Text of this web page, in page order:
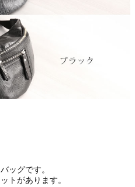
ッグです。
トがあります。